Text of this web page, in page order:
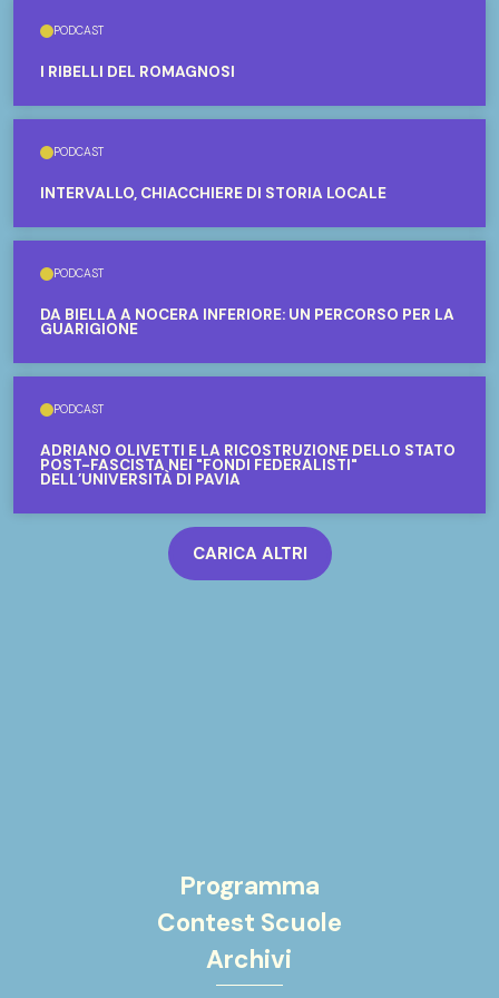
PODCAST
I RIBELLI DEL ROMAGNOSI
PODCAST
INTERVALLO, CHIACCHIERE DI STORIA LOCALE
PODCAST
DA BIELLA A NOCERA INFERIORE: UN PERCORSO PER LA
GUARIGIONE
PODCAST
ADRIANO OLIVETTI E LA RICOSTRUZIONE DELLO STATO
POST-FASCISTA NEI "FONDI FEDERALISTI"
DELL’UNIVERSITÀ DI PAVIA
CARICA ALTRI
Programma
Contest Scuole
Archivi